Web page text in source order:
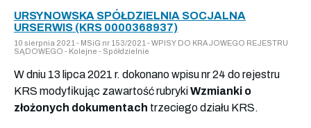
URSYNOWSKA SPÓŁDZIELNIA SOCJALNA
URSERWIS (KRS 0000368937)
10 sierpnia 2021 - MSiG nr 153/2021 - WPISY DO KRAJOWEGO REJESTRU
SĄDOWEGO - Kolejne - Spółdzielnie
W dniu 13 lipca 2021 r. dokonano wpisu nr 24 do rejestru
KRS modyfikując zawartość rubrykiWzmianki o
złożonych dokumentach trzeciego działu KRS.